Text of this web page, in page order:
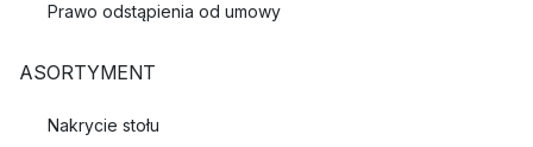
Prawo odstąpienia od umowy
ASORTYMENT
Nakrycie stołu